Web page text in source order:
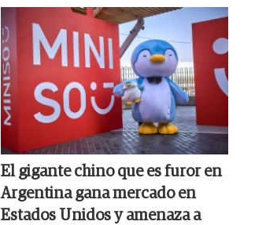
El gigante chino que es furor en
Argentina gana mercado en
Estados Unidos y amenaza a